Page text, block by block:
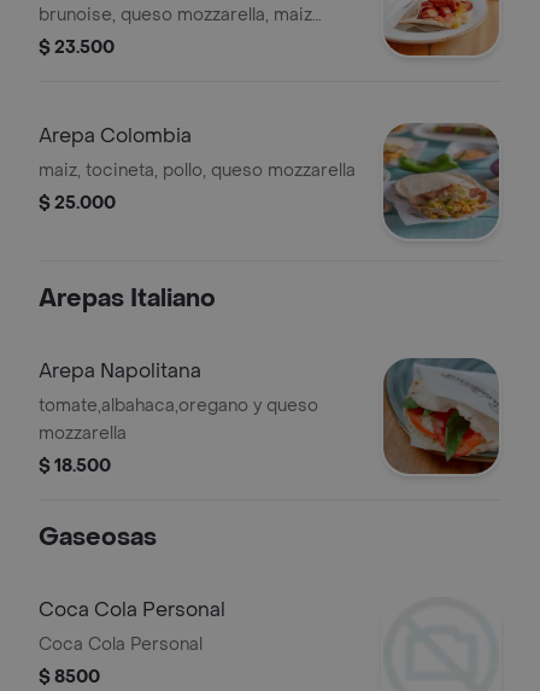
brunoise, queso mozzarella, maiz
spicy chorizo italian salami brunoise
$ 23.500
Arepa Colombia
maiz, tocineta, pollo, queso mozzarella
$ 25.000
Arepas Italiano
Arepa Napolitana
tomate,albahaca,oregano y queso
mozzarella
$ 18.500
Gaseosas
Coca Cola Personal
Coca Cola Personal
$ 8500